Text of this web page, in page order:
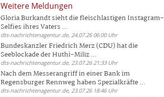
Weitere Meldungen
Gloria Burkandt sieht die fleischlastigen Instagram-
Selfies ihres Vaters ...
dts-nachrichtenagentur.de, 24.07.26 06:00 Uhr
Bundeskanzler Friedrich Merz (CDU) hat die
Seeblockade der Huthi-Miliz ...
dts-nachrichtenagentur.de, 23.07.26 21:33 Uhr
Nach dem Messerangriff in einer Bank im
Regensburger Rennweg haben Spezialkräfte ...
dts-nachrichtenagentur.de, 23.07.26 18:46 Uhr